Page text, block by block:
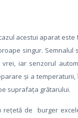
acestui aparat
singur.
vrei, iar senzorul
și a
suprafața grătarului.
rețetă de burger